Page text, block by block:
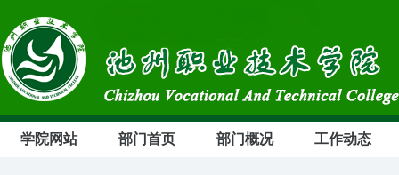
学院网站 部门首页 部门概况 工作动态